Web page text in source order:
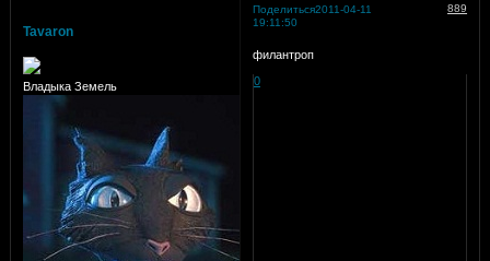
Поделиться 889
2011-04-11
19:11:50
Tavaron
Владыка Земель
филантроп
0